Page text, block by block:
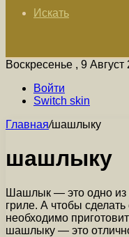
Искать
Воскресенье , 9 Август
Войти
Switch skin
Главная/шашлыку
шашлыку
Шашлык — это одно из
гриле. А чтобы
необходимо
шашлыку — это